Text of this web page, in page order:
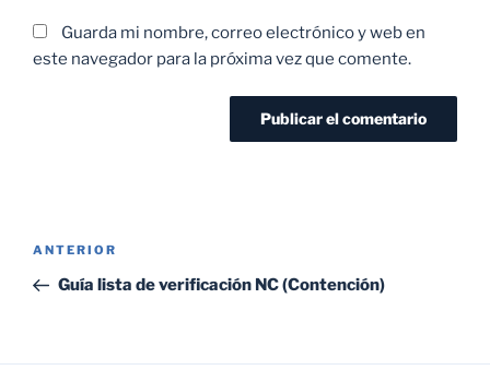
Guarda mi nombre, correo electrónico y web en
este navegador para la próxima vez que comente.
Navegación
entradas
Entrada
anterior:
ANTERIOR
Guía lista de verificación NC (Contención)